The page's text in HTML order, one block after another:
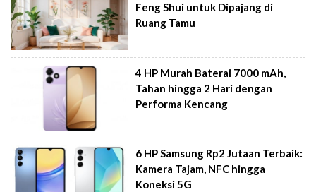
Feng Shui untuk Dipajang di
Ruang Tamu
4 HP Murah Baterai 7000 mAh,
Tahan hingga 2 Hari dengan
Performa Kencang
6 HP Samsung Rp2 Jutaan Terbaik:
Kamera Tajam, NFC hingga
Koneksi 5G